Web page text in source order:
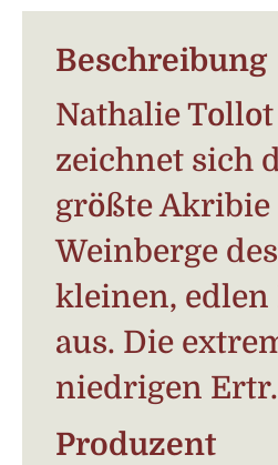
Beschreibung
Nathalie Tollot
zeichnet sich
größte
Weinberge des
kleinen, edlen
aus. Die
niedrigen
Produzent